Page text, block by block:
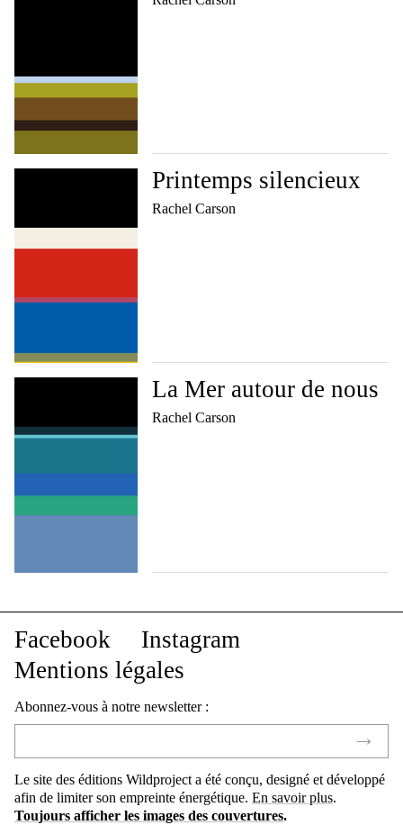
Printemps silencieux
Rachel Carson
La Mer autour de nous
Rachel Carson
Facebook
Instagram
Mentions légales
Abonnez-vous à notre newsletter :
Le site des éditions Wildproject a été conçu, designé et développé
afin de limiter son empreinte énergétique. En savoir plus.
Toujours afficher les images des couvertures.